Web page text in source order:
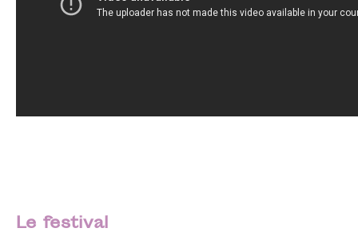
Le festival